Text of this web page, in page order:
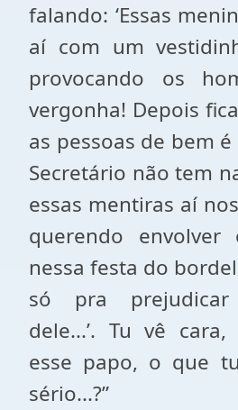
falando: ‘Essas
aí com um
provocando os
vergonha! Depois
as pessoas de bem
Secretário não tem
essas mentiras aí
querendo
nessa festa do
só pra
dele...’. Tu vê
esse papo, o que
sério...?”